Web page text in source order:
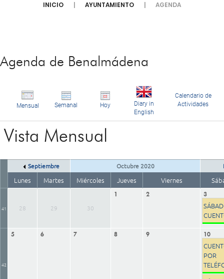
INICIO AYUNTAMIENTO AGENDA
Agenda de Benalmádena
Mensual Semanal Hoy
Diary in
English
Calendario de
Actividades
Vista Mensual
Septiembre Octubre 2020
Lunes Martes Miércoles Jueves Viernes
41 28 29 30
1 2 3
42
5 6 7 8 9 10
POR